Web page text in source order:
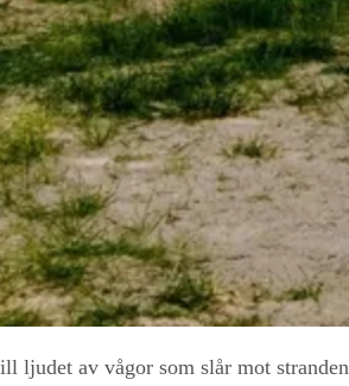
ljudet av vågor som slår mot